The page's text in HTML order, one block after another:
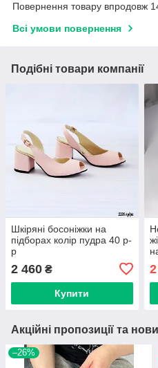
Повернення товару впродовж
Всі умови повернення
Подібні товари компанії
Шкіряні босоніжки на
підборах колір пудра 40 р-
р
2 460 ₴
Купити
Акційні пропозиції та
–26%